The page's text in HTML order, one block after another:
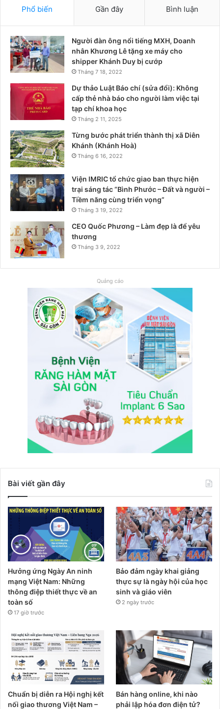
Phổ biến Gần đây Bình luận
Người đàn ông nổi tiếng MXH, Doanh
nhân Khương Lê tặng xe máy cho
shipper Khánh Duy bị cướp
Tháng 7 18, 2022
Dự thảo Luật Báo chí (sửa đổi): Không
cấp thẻ nhà báo cho người làm việc tại
tạp chí khoa học
Tháng 2 11, 2025
Từng bước phát triển thành thị xã Diên
Khánh (Khánh Hoà)
Tháng 6 16, 2022
Viện IMRIC tổ chức giao ban thực hiện
trại sáng tác “Bình Phước – Đất và người –
Tiềm năng cùng triển vọng”
Tháng 3 19, 2022
CEO Quốc Phương – Làm đẹp là để yêu
thương
Tháng 3 9, 2022
Quảng cáo
Bài viết gần đây
Hưởng ứng Ngày An ninh
mạng Việt Nam: Những
thông điệp thiết thực về an
toàn số
17 giờ trước
Bảo đảm ngày khai giảng
thực sự là ngày hội của học
sinh và giáo viên
2 ngày trước
Chuẩn bị diễn ra Hội nghị kết
nối giao thương Việt Nam –
Bán hàng online, khi nào
phải lập hóa đơn điện tử?